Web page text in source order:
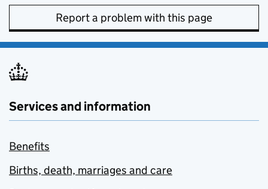
Report a problem with this page
Services and information
Benefits
Births, death, marriages and care